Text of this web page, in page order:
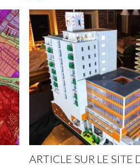
ARTICLE SUR LE SITE